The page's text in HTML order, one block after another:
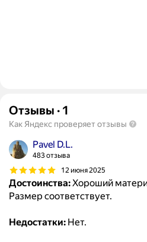
Отзывы · 1
Как Яндекс проверяет отзывы
Pavel D.L.
483 отзыва
12 июня 2025
Достоинства:Хороший
Размер соответствует.
Недостатки: Нет.